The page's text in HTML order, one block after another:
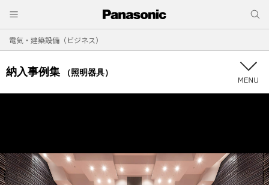
電気・建築設備（ビジネス）
納入事例集 （照明器具）